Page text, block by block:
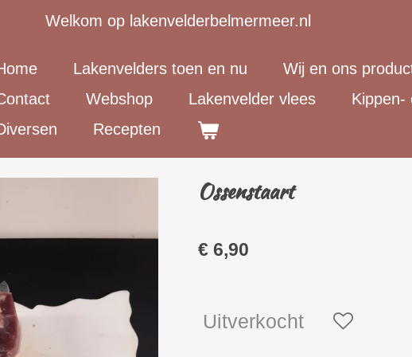
Welkom op lakenvelderbelmermeer.nl
Lakenvelders toen en nu Wij en ons
Webshop Lakenvelder vlees
Kippen-
Recepten
Ossenstaart
€ 6,90
Uitverkocht